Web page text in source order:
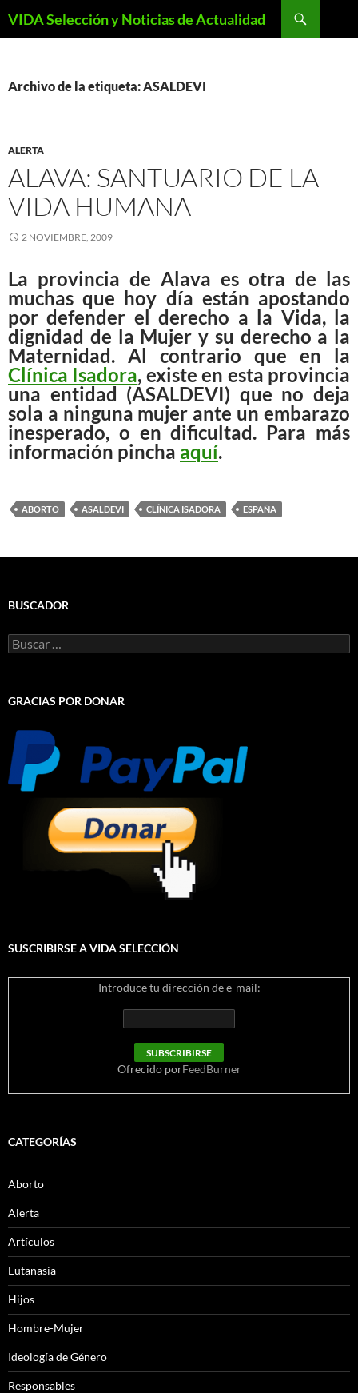
VIDA Selección y Noticias de Actualidad
Archivo de la etiqueta: ASALDEVI
ALERTA
ALAVA: SANTUARIO DE LA
VIDA HUMANA
2 NOVIEMBRE, 2009
La provincia de Alava es otra de las
muchas que hoy día están apostando
por defender el derecho a la Vida, la
dignidad de la Mujer y su derecho a la
Maternidad. Al contrario que en la
Clínica Isadora, existe en esta provincia
una entidad (ASALDEVI) que no deja
sola a ninguna mujer ante un embarazo
inesperado, o en dificultad. Para más
información pincha aquí.
ABORTO ASALDEVI CLÍNICA ISADORA ESPAÑA
BUSCADOR
Buscar:
GRACIAS POR DONAR
SUSCRIBIRSE A VIDA SELECCIÓN
Introduce tu dirección de e-mail:
Ofrecido porFeedBurner
CATEGORÍAS
Aborto
Alerta
Artículos
Eutanasia
Hijos
Hombre-Mujer
Ideología de Género
Responsables